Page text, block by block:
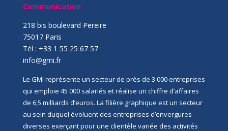
Communication
218 bis boulevard Pereire
75017 Paris
Tél : +33 1 55 25 67 57
info@gmi.fr
Le GMI représente un secteur de près de 3 000 entreprises
qui emploie 45 000 salariés et réalise un chiffre d’affaires
de 6,5 milliards d’euros. La filière graphique est un secteur
au sein duquel évoluent des entreprises d’envergures
diverses exerçant pour une clientèle variée des activités